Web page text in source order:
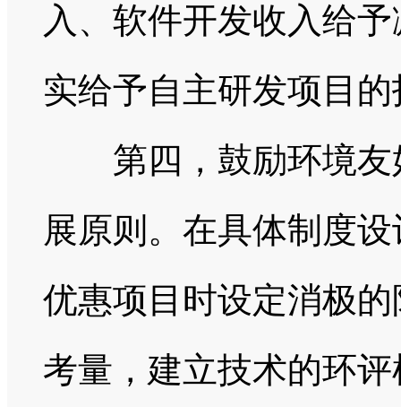
入、软件开发收入给
实给予自主研发项目
第四，鼓励环境友
展原则。在具体制度
优惠项目时设定消极
考量，建立技术的环